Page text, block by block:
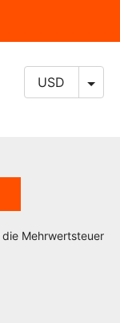
Mehrwertsteuer